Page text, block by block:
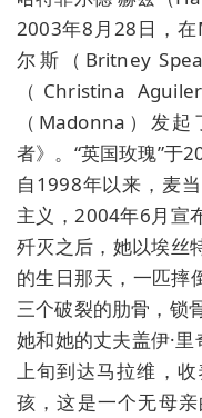
2003年8月28日，在
尔斯（Britney
（Christina
（Madonna）发
者》。“英国玫瑰”于
自1998年以来，麦
主义，2004年6月宣
歼灭之后，她以埃丝
的生日那天，一匹摔
三个破裂的肋骨，锁
她和她的丈夫盖伊·
上旬到达马拉维，
孩，这是一个无母